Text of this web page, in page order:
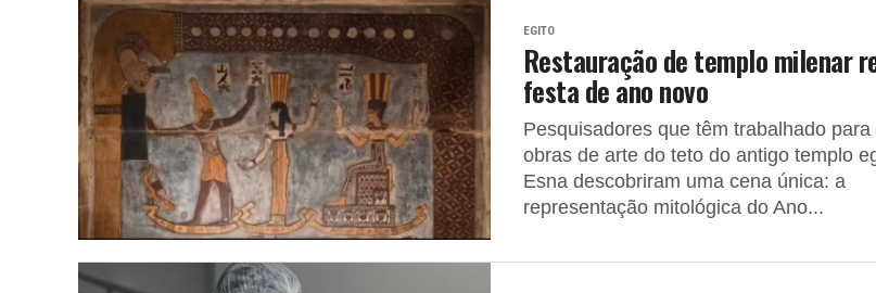
EGITO
Restauração de templo milenar
festa de ano novo
Pesquisadores que têm trabalhado
obras de arte do teto do antigo templo
Esna descobriram uma cena única: a
representação mitológica do Ano...